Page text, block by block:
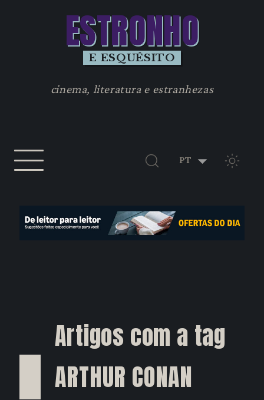
ESTRONHO
E ESQUÉSITO
cinema, literatura e estranhezas
TEMA
Artigos com a tag
ARTHUR CONAN